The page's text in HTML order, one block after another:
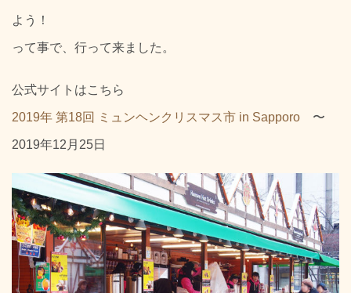
よう！
って事で、行って来ました。
公式サイトはこちら
2019年 第18回 ミュンヘンクリスマス市 in Sapporo 〜
2019年12月25日